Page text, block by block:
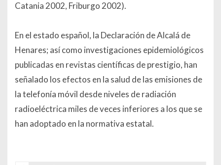
Catania 2002, Friburgo 2002).
En el estado español, la Declaración de Alcalá de
Henares; así como investigaciones epidemiológicos
publicadas en revistas científicas de prestigio, han
señalado los efectos en la salud de las emisiones de
la telefonía móvil desde niveles de radiación
radioeléctrica miles de veces inferiores a los que se
han adoptado en la normativa estatal.